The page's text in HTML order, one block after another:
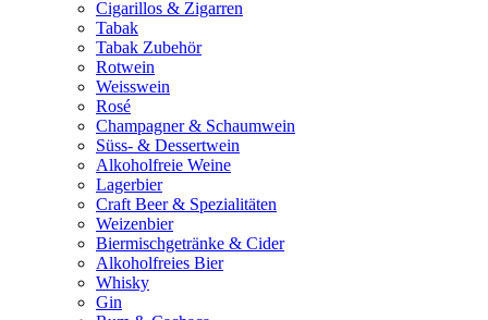
Cigarillos & Zigarren
Tabak
Tabak Zubehör
Rotwein
Weisswein
Rosé
Champagner & Schaumwein
Süss- & Dessertwein
Alkoholfreie Weine
Lagerbier
Craft Beer & Spezialitäten
Weizenbier
Biermischgetränke & Cider
Alkoholfreies Bier
Whisky
Gin